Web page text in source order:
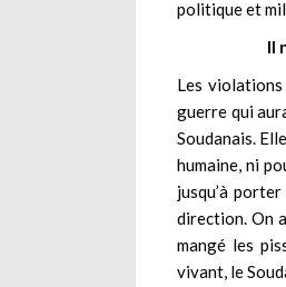
politique et
Il
Les
guerre qui
Soudanais.
humaine, ni
jusqu’à
direction. On
mangé les
vivant, le